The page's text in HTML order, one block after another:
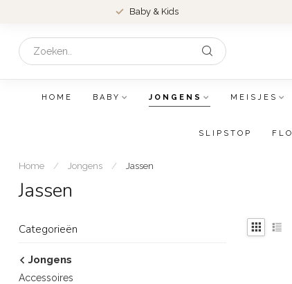
Baby & Kids
HOME BABY JONGENS MEISJES
SLIPSTOP
Home / Jongens / Jassen
Jassen
Categorieën
Jongens
Accessoires